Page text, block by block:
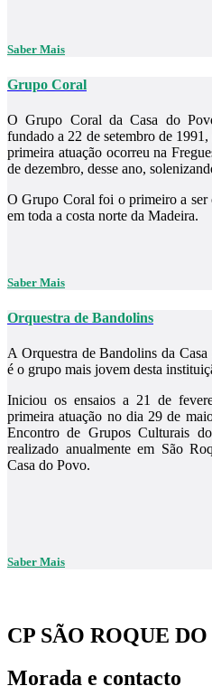
Saber Mais
Grupo Coral
O Grupo Coral da Casa do
fundado a 22 de setembro de
primeira atuação ocorreu na
de dezembro, desse ano,
O Grupo Coral foi o primeiro a ser
em toda a costa norte da Madeira.
Saber Mais
Orquestra de Bandolins
A Orquestra de Bandolins da
é o grupo mais jovem desta
Iniciou os ensaios a 21 de
primeira atuação no dia 29 de
Encontro de Grupos Culturais
realizado anualmente em São
Casa do Povo.
Saber Mais
CP SÃO ROQUE
Morada e contacto